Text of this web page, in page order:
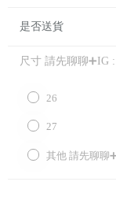
是否送貨
尺寸 請先聊聊➕IG
26
27
其他 請先聊聊